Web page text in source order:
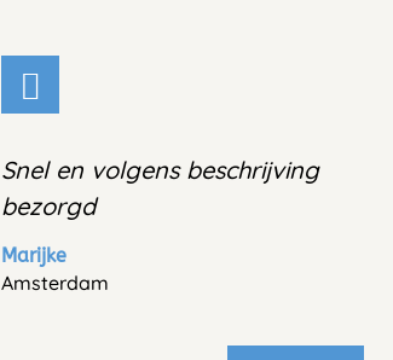
Snel en volgens beschrijving
bezorgd
Marijke
Amsterdam